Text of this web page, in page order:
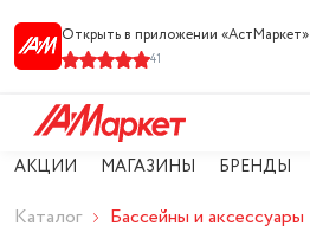
Открыть в приложении «АстМарке‪т‬»
41
АКЦИИ МАГАЗИНЫ БРЕНДЫ
Каталог Бассейны и аксессуары